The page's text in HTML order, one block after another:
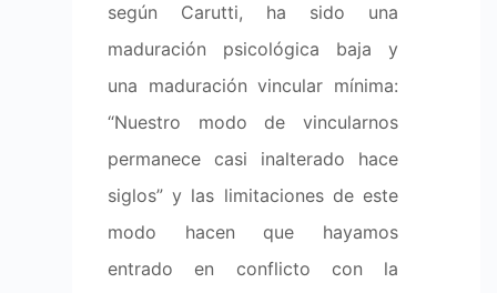
según Carutti, ha sido una
maduración psicológica baja y
una maduración vincular mínima:
“Nuestro modo de vincularnos
permanece casi inalterado hace
siglos” y las limitaciones de este
modo hacen que hayamos
entrado en conflicto con la